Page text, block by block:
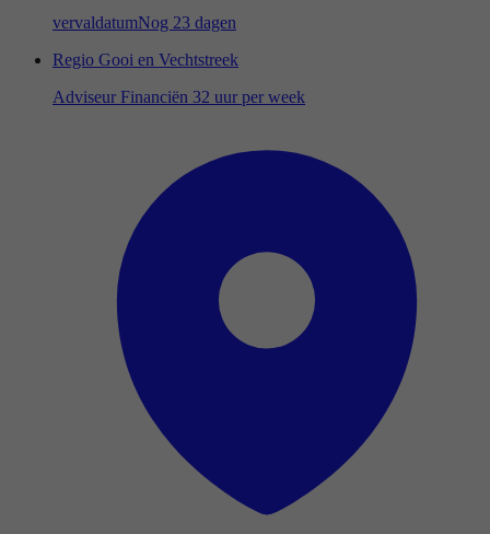
vervaldatumNog 23 dagen
Regio Gooi en Vechtstreek
Adviseur Financiën 32 uur per week